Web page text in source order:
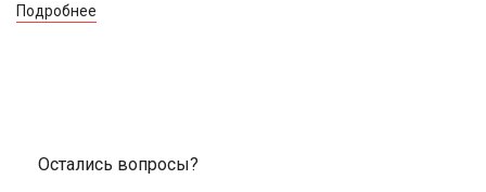
Подробнее
Остались вопросы?